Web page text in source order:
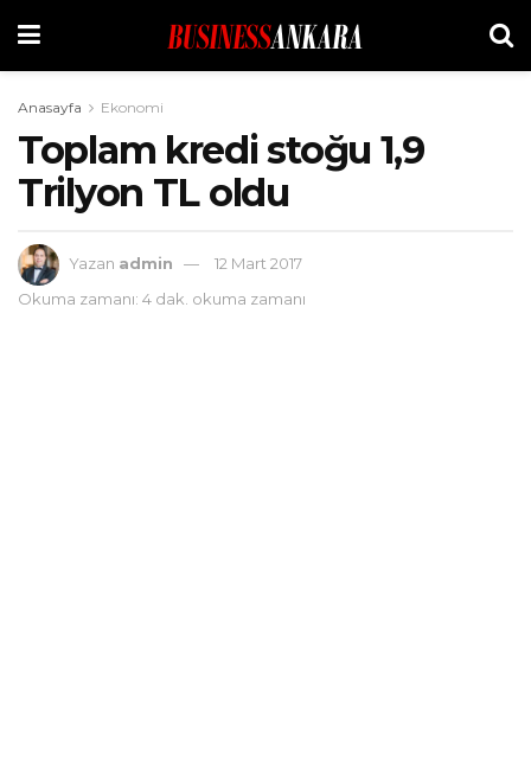
Anasayfa Ekonomi
Toplam kredi stoğu 1,9
Trilyon TL oldu
Yazan admin
12 Mart 2017
Okuma zamanı: 4 dak. okuma zamanı